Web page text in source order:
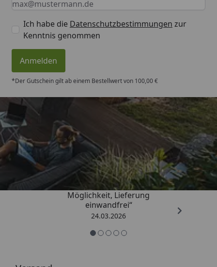
Ich habe die Datenschutzbestimmungen zur
Kenntnis genommen
Anmelden
*Der Gutschein gilt ab einem Bestellwert von 100,00 €
Trusted Shops
4,50/ 5
„Einfache Bestellung, Skonto
Möglichkeit, Lieferung
einwandfrei“
24.03.2026